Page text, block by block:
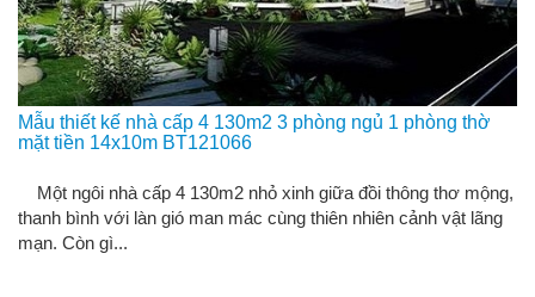
Mẫu thiết kế nhà cấp 4 130m2 3 phòng ngủ 1 phòng thờ
mặt tiền 14x10m BT121066
Một ngôi nhà cấp 4 130m2 nhỏ xinh giữa đồi thông thơ mộng,
thanh bình với làn gió man mác cùng thiên nhiên cảnh vật lãng
mạn. Còn gì...